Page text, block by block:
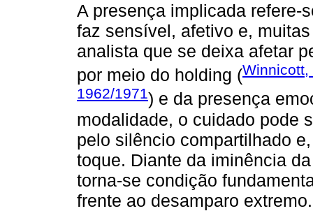
A presença implicada refere-
faz sensível, afetivo e,
analista que se deixa afetar
por meio do holding (Winnicott,
1962/1971) e da presença
modalidade, o cuidado pode
pelo silêncio compartilhado
toque. Diante da iminência
torna-se condição
frente ao desamparo extremo.